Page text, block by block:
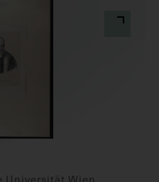
Universität Wien